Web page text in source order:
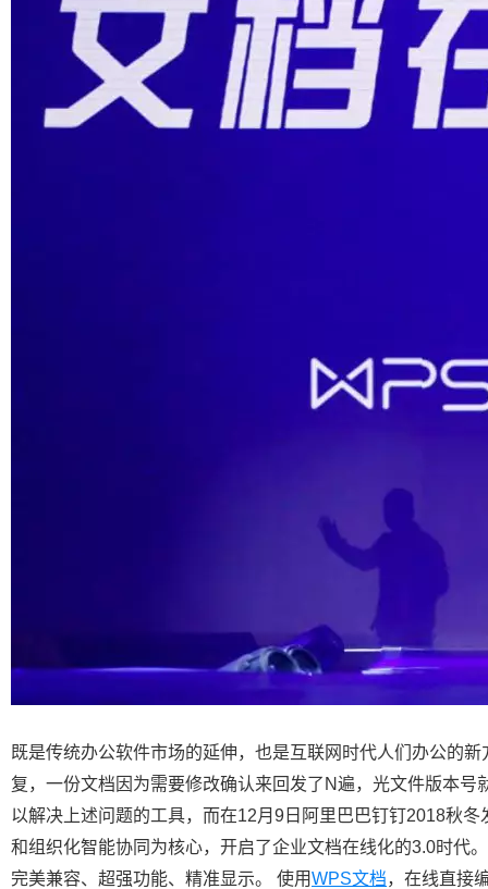
既是传统办公软件市场的延伸，也是互联网时代人们办公的
复，一份文档因为需要修改确认来回发了N遍，光文件版本
以解决上述问题的工具，而在12月9日阿里巴巴钉钉2018秋冬
和组织化智能协同为核心，开启了企业文档在线化的3.0时代
完美兼容、超强功能、精准显示。 使用WPS文档，在线直接